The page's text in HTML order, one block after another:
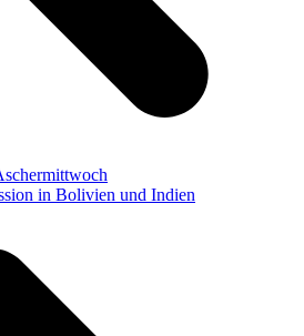
in Bolivien und Indien